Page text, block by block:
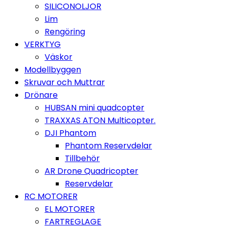
SILICONOLJOR
Lim
Rengöring
VERKTYG
Väskor
Modellbyggen
Skruvar och Muttrar
Drönare
HUBSAN mini quadcopter
TRAXXAS ATON Multicopter.
DJI Phantom
Phantom Reservdelar
Tillbehör
AR Drone Quadricopter
Reservdelar
RC MOTORER
EL MOTORER
FARTREGLAGE